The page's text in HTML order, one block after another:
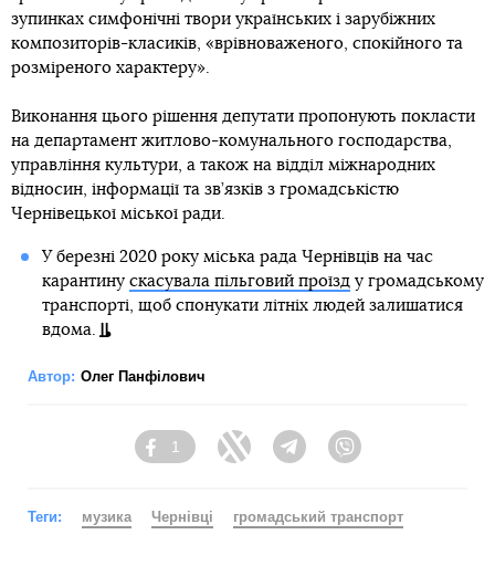
зупинках симфонічні твори українських і зарубіжних
композиторів-класиків, «врівноваженого, спокійного та
розміреного характеру».
Виконання цього рішення депутати пропонують покласти
на департамент житлово-комунального господарства,
управління культури, а також на відділ міжнародних
відносин, інформації та зв’язків з громадськістю
Чернівецької міської ради.
У березні 2020 року міська рада Чернівців на час
карантину скасувала пільговий проїзд у громадському
транспорті, щоб спонукати літніх людей залишатися
вдома.
Автор: Олег Панфілович
Facebook
1
Twitter TelegramViber
Теги: музика Чернівці громадський транспорт